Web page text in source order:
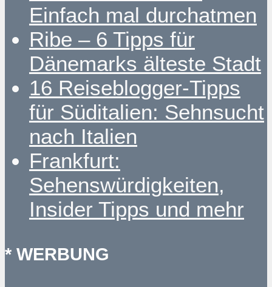
Einfach mal durchatmen
Ribe – 6 Tipps für
Dänemarks älteste Stadt
16 Reiseblogger-Tipps
für Süditalien: Sehnsucht
nach Italien
Frankfurt:
Sehenswürdigkeiten,
Insider Tipps und mehr
* WERBUNG